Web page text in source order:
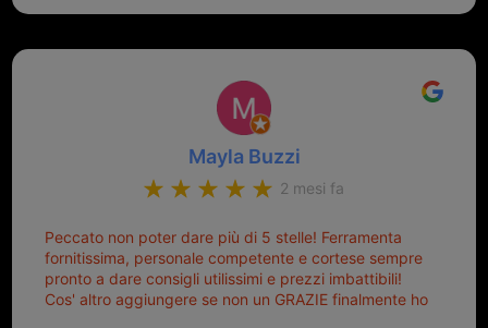
Sicuramente tornerò qui per qualsiasi altro problema.
Mayla Buzzi
2 mesi fa
Peccato non poter dare più di 5 stelle! Ferramenta
fornitissima, personale competente e cortese sempre
pronto a dare consigli utilissimi e prezzi imbattibili!
Cos' altro aggiungere se non un GRAZIE finalmente ho